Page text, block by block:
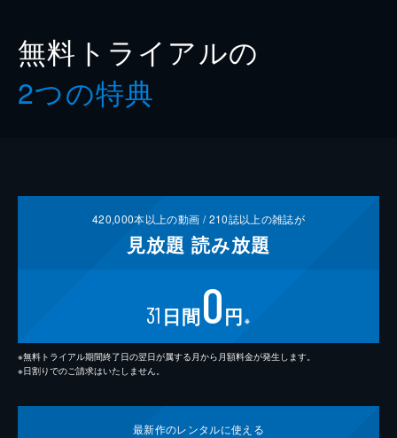
無料トライアルの
2つの特典
420,000本以上の動画 /210誌以上の雑誌が
見放題 読み放題
31 日間0円 ※
※無料トライアル期間終了日の翌日が属する月から月額料金が発生します。
※日割りでのご請求はいたしません。
最新作のレンタルに使える